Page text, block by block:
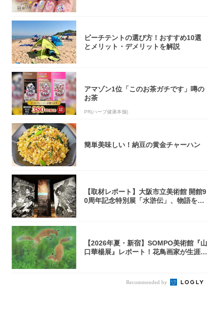
ビーチテントの選び方！おすすめ10選
とメリット・デメリットを解説
アマゾン1位「このお茶ガチです」噂の
お茶
PR(ハーブ健康本舗)
簡単美味しい！納豆の黄金チャーハン
【取材レポート】大阪市立美術館 開館9
0周年記念特別展「水滸伝」、物語を知
【2026年夏・新宿】SOMPO美術館『山
口華楊展』レポート！花鳥画家が生涯描
Recommended by